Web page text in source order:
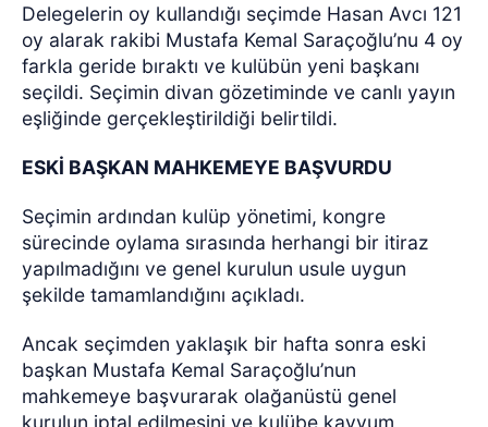
Delegelerin oy kullandığı seçimde Hasan Avcı 121
oy alarak rakibi Mustafa Kemal Saraçoğlu’nu 4 oy
farkla geride bıraktı ve kulübün yeni başkanı
seçildi. Seçimin divan gözetiminde ve canlı yayın
eşliğinde gerçekleştirildiği belirtildi.
ESKİ BAŞKAN MAHKEMEYE BAŞVURDU
Seçimin ardından kulüp yönetimi, kongre
sürecinde oylama sırasında herhangi bir itiraz
yapılmadığını ve genel kurulun usule uygun
şekilde tamamlandığını açıkladı.
Ancak seçimden yaklaşık bir hafta sonra eski
başkan Mustafa Kemal Saraçoğlu’nun
mahkemeye başvurarak olağanüstü genel
kurulun iptal edilmesini ve kulübe kayyum